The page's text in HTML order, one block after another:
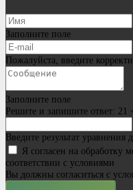
Заполните поле
Пожалуйста, введите
Заполните поле
Решите и запишите ответ: 21
Введите результат уравнения
Я согласен на обработку
соответствии с условиями
Вы должны согласиться с